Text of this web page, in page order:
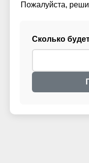
Пожалуйста,
Сколько